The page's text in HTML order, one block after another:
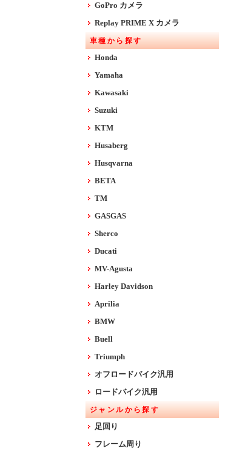
GoPro カメラ
Replay PRIME X カメラ
車種から探す
Honda
Yamaha
Kawasaki
Suzuki
KTM
Husaberg
Husqvarna
BETA
TM
GASGAS
Sherco
Ducati
MV-Agusta
Harley Davidson
Aprilia
BMW
Buell
Triumph
オフロードバイク汎用
ロードバイク汎用
ジャンルから探す
足回り
フレーム周り